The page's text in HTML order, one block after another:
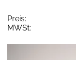
Preis:
MWSt: